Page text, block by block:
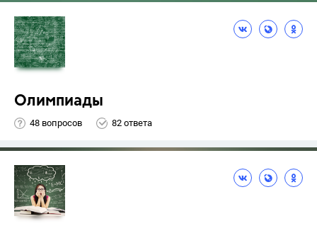
Олимпиады
48 вопросов 82 ответа